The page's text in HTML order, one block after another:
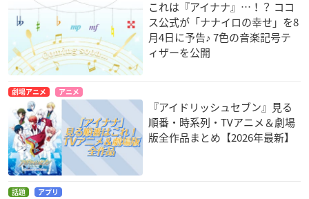
これは『アイナナ』…！？ ココ
ス公式が「ナナイロの幸せ」を8
月4日に予告♪ 7色の音楽記号テ
ィザーを公開
劇場アニメ アニメ
『アイドリッシュセブン』見る
順番・時系列・TVアニメ＆劇場
版全作品まとめ【2026年最新】
話題 アプリ